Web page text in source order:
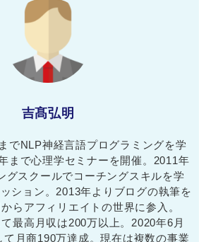
吉髙弘明
でNLP神経言語プログラミングを学
まで心理学セミナーを開催。2011年
グスクールでコーチングスキルを学
ション。2013年よりブログの執筆を
らアフィリエイトの世界に参入。
最高月収は200万以上。2020年6月
て月商190万達成。現在は複数の事業